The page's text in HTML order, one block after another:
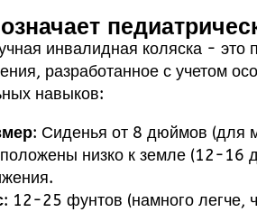
инвалидная коляска - это
разработанное с учетом
навыков:
: Сиденья от 8 дюймов (для
низко к земле (12-16
: 12-25 фунтов (намного легче,